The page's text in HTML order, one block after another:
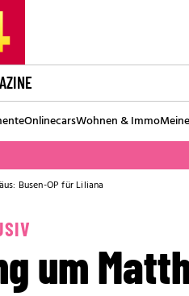
OnlinecarsWohnen & Immo
Busen-OP für Liliana
um